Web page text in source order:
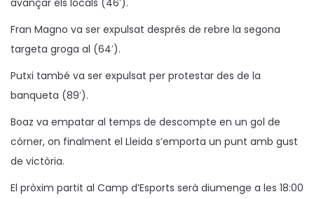
Fran Magno va ser expulsat després de rebre la segona
targeta groga al (64′).
Putxi també va ser expulsat per protestar des de la
banqueta (89′).
Boaz va empatar al temps de descompte en un gol de
córner, on finalment el Lleida s’emporta un punt amb gust
de victòria.
El pròxim partit al Camp d’Esports serà diumenge a les 18:00